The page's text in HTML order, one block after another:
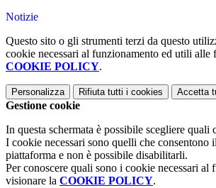
Notizie
Questo sito o gli strumenti terzi da questo
cookie necessari al funzionamento ed utili alle
COOKIE POLICY.
Personalizza Rifiuta tutti i cookies Accetta
Gestione cookie
In questa schermata è possibile scegliere quali
I cookie necessari sono quelli che consentono
piattaforma e non è possibile disabilitarli.
Per conoscere quali sono i cookie necessari al
visionare la COOKIE POLICY.